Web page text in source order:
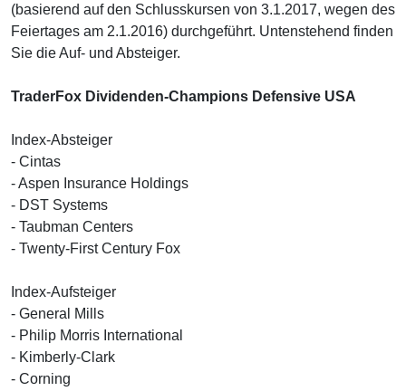
(basierend auf den Schlusskursen von 3.1.2017, wegen des
Feiertages am 2.1.2016) durchgeführt. Untenstehend finden
Sie die Auf- und Absteiger.
TraderFox Dividenden-Champions Defensive USA
Index-Absteiger
- Cintas
- Aspen Insurance Holdings
- DST Systems
- Taubman Centers
- Twenty-First Century Fox
Index-Aufsteiger
- General Mills
- Philip Morris International
- Kimberly-Clark
- Corning